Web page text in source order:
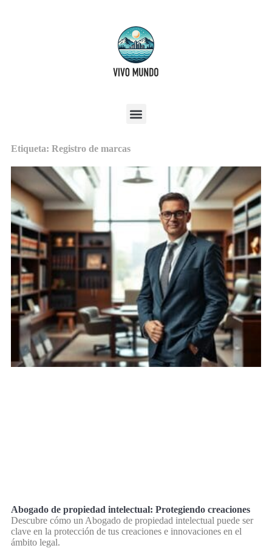
Etiqueta: Registro de marcas
Abogado de propiedad intelectual: Protegiendo creaciones
Descubre cómo un Abogado de propiedad intelectual puede ser
clave en la protección de tus creaciones e innovaciones en el
ámbito legal.